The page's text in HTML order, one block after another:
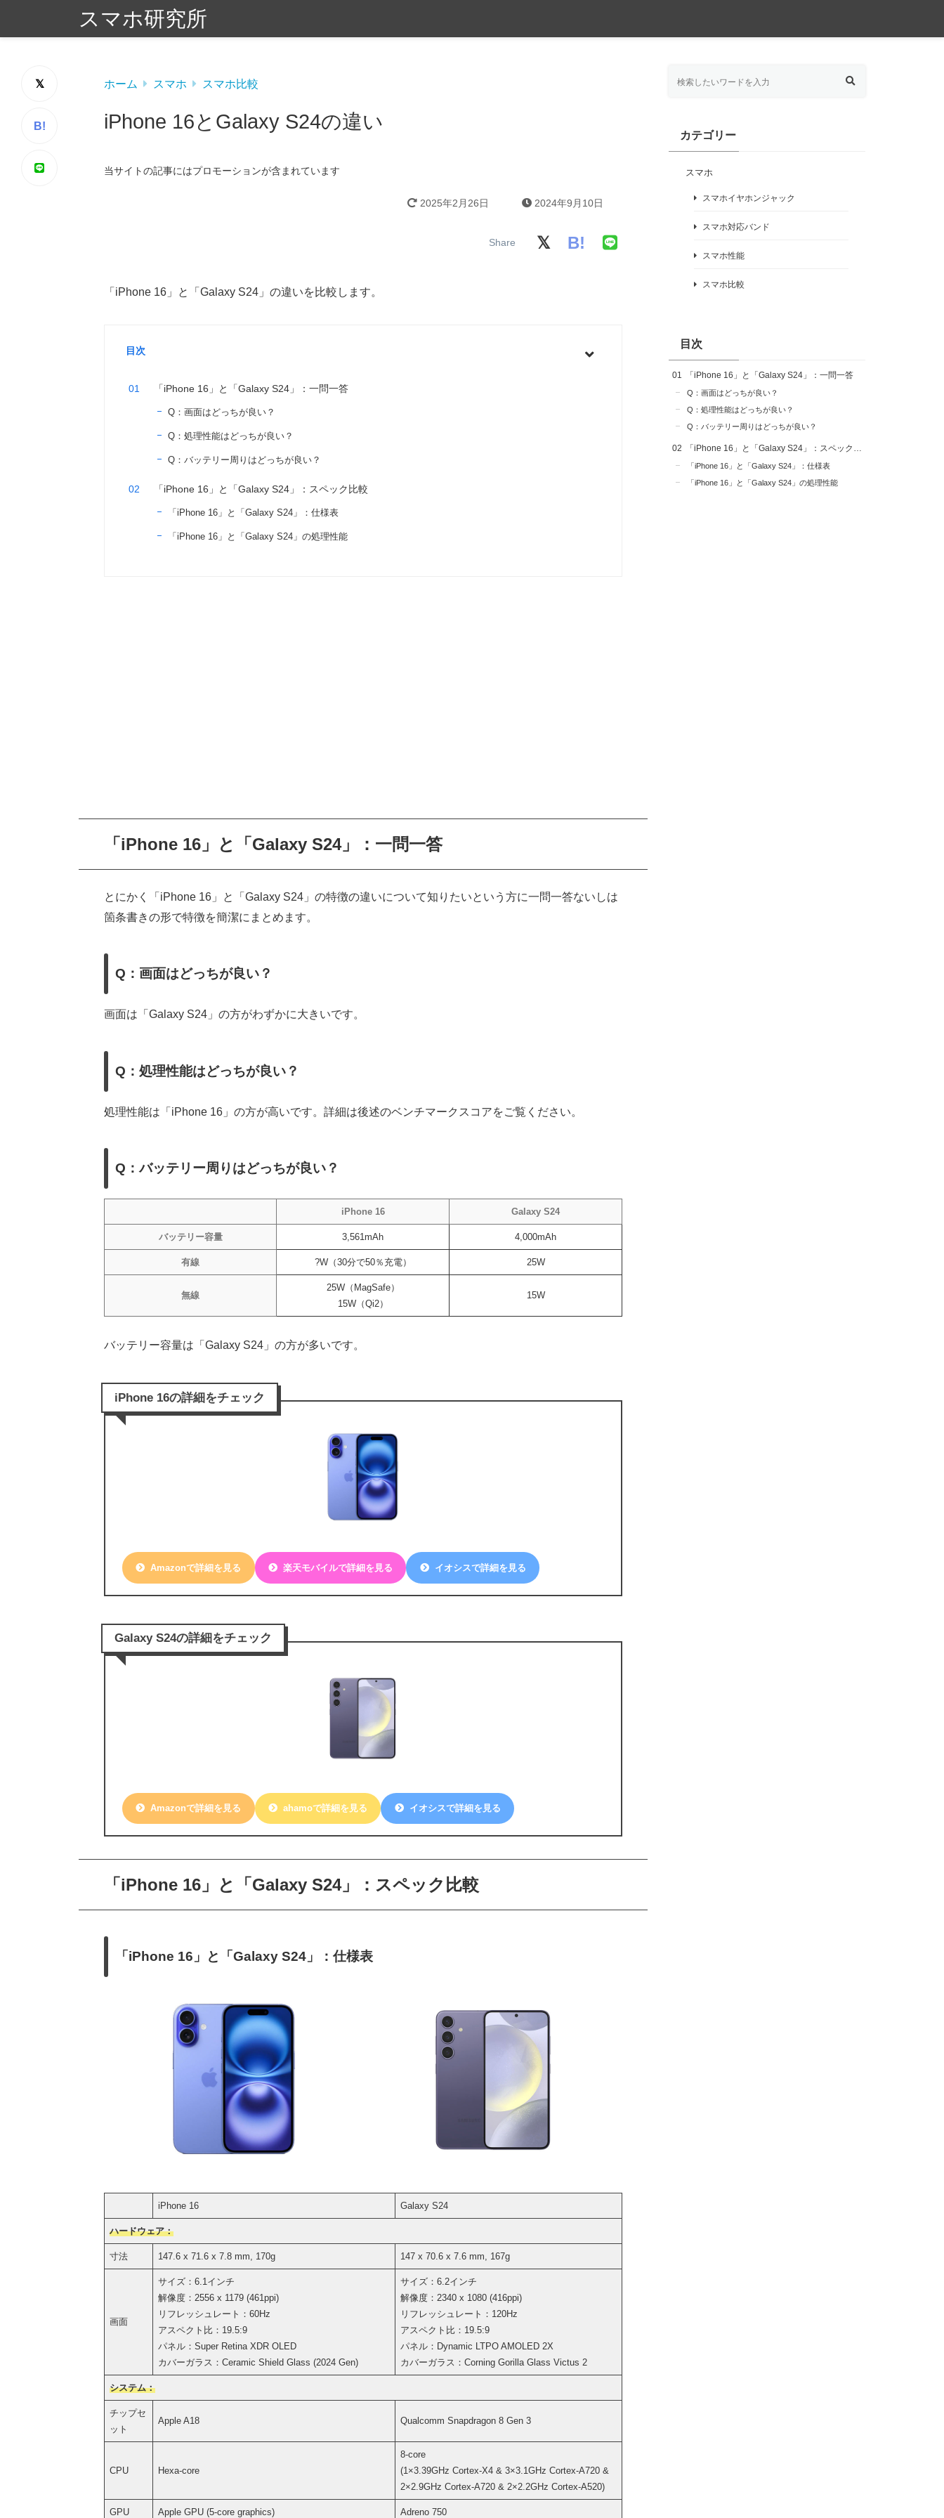
スマホ研究所
B!
ホーム スマホ スマホ比較
iPhone 16とGalaxy S24の違い
2025年2月26日 2024年9月10日
当サイトの記事にはプロモーションが含まれています
B!
「iPhone 16」と「Galaxy S24」の違いを比較します。
目次
「iPhone 16」と「Galaxy S24」：一問一答
Q：画面はどっちが良い？
Q：処理性能はどっちが良い？
Q：バッテリー周りはどっちが良い？
「iPhone 16」と「Galaxy S24」：スペック比較
「iPhone 16」と「Galaxy S24」：仕様表
「iPhone 16」と「Galaxy S24」の処理性能
「iPhone 16」と「Galaxy S24」：一問一答
とにかく「iPhone 16」と「Galaxy S24」の特徴の違いについて知りたいという方に一問一答ないしは
箇条書きの形で特徴を簡潔にまとめます。
Q：画面はどっちが良い？
画面は「Galaxy S24」の方がわずかに大きいです。
Q：処理性能はどっちが良い？
処理性能は「iPhone 16」の方が高いです。詳細は後述のベンチマークスコアをご覧ください。
Q：バッテリー周りはどっちが良い？
iPhone 16 Galaxy S24
バッテリー容量 3,561mAh 4,000mAh
有線 ?W（30分で50％充電） 25W
無線
25W（MagSafe）
15W（Qi2）
15W
バッテリー容量は「Galaxy S24」の方が多いです。
iPhone 16の詳細をチェック
Amazonで詳細を見る 楽天モバイルで詳細を見る イオシスで詳細を見る
Galaxy S24の詳細をチェック
Amazonで詳細を見る ahamoで詳細を見る イオシスで詳細を見る
「iPhone 16」と「Galaxy S24」：スペック比較
「iPhone 16」と「Galaxy S24」：仕様表
iPhone 16 Galaxy S24
ハードウェア：
寸法 147.6 x 71.6 x 7.8 mm, 170g 147 x 70.6 x 7.6 mm, 167g
画面
サイズ：6.1インチ
解像度：2556 x 1179 (461ppi)
リフレッシュレート：60Hz
アスペクト比：19.5:9
パネル：Super Retina XDR OLED
カバーガラス：Ceramic Shield Glass (2024 Gen)
サイズ：6.2インチ
解像度：2340 x 1080 (416ppi)
リフレッシュレート：120Hz
アスペクト比：19.5:9
パネル：Dynamic LTPO AMOLED 2X
カバーガラス：Corning Gorilla Glass Victus 2
システム：
チップセ
ット
Apple A18 Qualcomm Snapdragon 8 Gen 3
CPU Hexa-core
8-core
(1×3.39GHz Cortex-X4 & 3×3.1GHz Cortex-A720 &
2×2.9GHz Cortex-A720 & 2×2.2GHz Cortex-A520)
GPU Apple GPU (5-core graphics) Adreno 750
カテゴリー
スマホ
スマホイヤホンジャック
スマホ対応バンド
スマホ性能
スマホ比較
目次
「iPhone 16」と「Galaxy S24」：一問一答
Q：画面はどっちが良い？
Q：処理性能はどっちが良い？
Q：バッテリー周りはどっちが良い？
「iPhone 16」と「Galaxy S24」：スペック比較
「iPhone 16」と「Galaxy S24」：仕様表
「iPhone 16」と「Galaxy S24」の処理性能